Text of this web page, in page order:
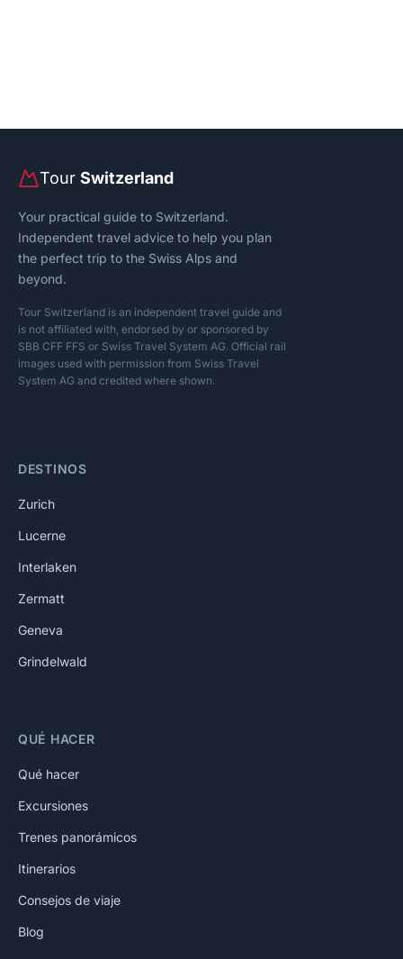
Tour Switzerland
Your practical guide to Switzerland.
Independent travel advice to help you plan
the perfect trip to the Swiss Alps and
beyond.
Tour Switzerland is an independent travel guide and
is not affiliated with, endorsed by or sponsored by
SBB CFF FFS or Swiss Travel System AG. Official rail
images used with permission from Swiss Travel
System AG and credited where shown.
DESTINOS
Zurich
Lucerne
Interlaken
Zermatt
Geneva
Grindelwald
QUÉ HACER
Qué hacer
Excursiones
Trenes panorámicos
Itinerarios
Consejos de viaje
Blog